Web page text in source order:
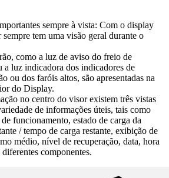
sempre à vista: Com o display
tem uma visão geral durante o
como a luz de aviso do freio de
a luz indicadora dos indicadores de
ou dos faróis altos, são apresentadas na
do Display.
no centro do visor existem três vistas
de informações úteis, tais como
funcionamento, estado de carga da
/ tempo de carga restante, exibição de
médio, nível de recuperação, data, hora
componentes.